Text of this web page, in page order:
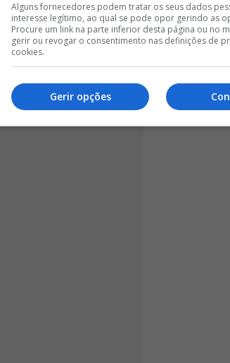
chegando a estar a vencer por 17-12. No
parte, conseguiu reagir e reduzir a
o intervalo na liderança (18-15).
Alguns fornecedores podem tratar os seus dados
interesse legítimo, ao qual se pode opor gerindo as
Procure um link na parte inferior desta página ou no
gerir ou revogar o consentimento nas definições de
cookies.
Gerir opções